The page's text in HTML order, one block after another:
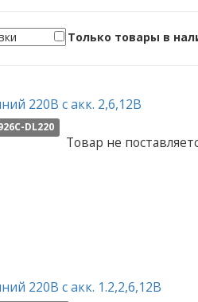
Только товары в
220В с акк. 2,6,12В
DL220
Товар не
220В с акк. 1.2,2,6,12В